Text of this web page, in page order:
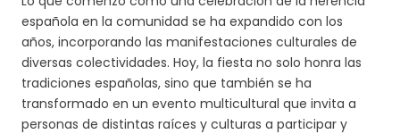
española en la comunidad se ha expandido con los
años, incorporando las manifestaciones culturales de
diversas colectividades. Hoy, la fiesta no solo honra las
tradiciones españolas, sino que también se ha
transformado en un evento multicultural que invita a
personas de distintas raíces y culturas a participar y